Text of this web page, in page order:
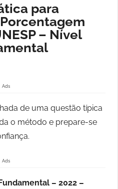
para
– Nível
Ads
de uma questão típica
o método e prepare-se
Ads
– 2022 –